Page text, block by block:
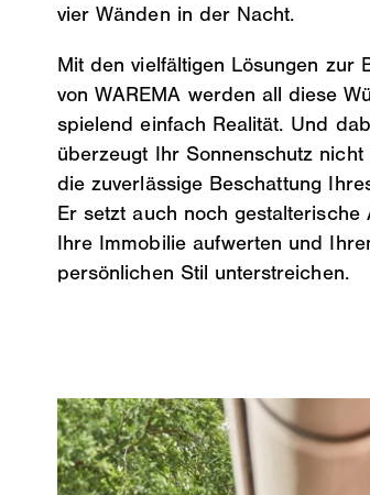
vier Wänden in der Nacht.
Mit den vielfältigen Lösungen zur
von WAREMA werden all diese
spielend einfach Realität. Und
überzeugt Ihr Sonnenschutz
die zuverlässige Beschattung
Er setzt auch noch gestalterische
Ihre Immobilie aufwerten und
persönlichen Stil unterstreichen.